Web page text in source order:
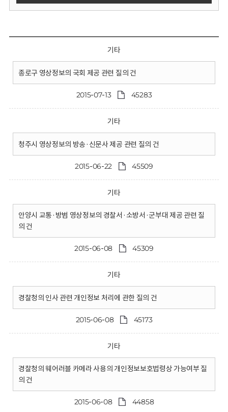
기타
종로구 영상정보의 국회 제공 관련 질의 건
2015-07-13 45283
기타
청주시 영상정보의 방송·신문사 제공 관련 질의 건
2015-06-22 45509
기타
안양시 교통·방범 영상정보의 경찰서·소방서·군부대 제공 관련 질
의 건
2015-06-08 45309
기타
경찰청의 인사 관련 개인정보 처리에 관한 질의 건
2015-06-08 45173
기타
경찰청의 웨어러블 카메라 사용의 개인정보보호법령상 가능여부 질
의 건
2015-06-08 44858